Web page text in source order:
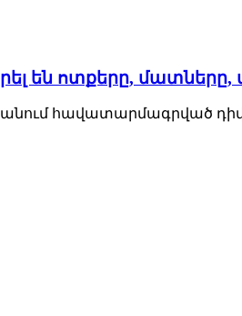
են ոտքերը, մատները,
հավատարմագրված